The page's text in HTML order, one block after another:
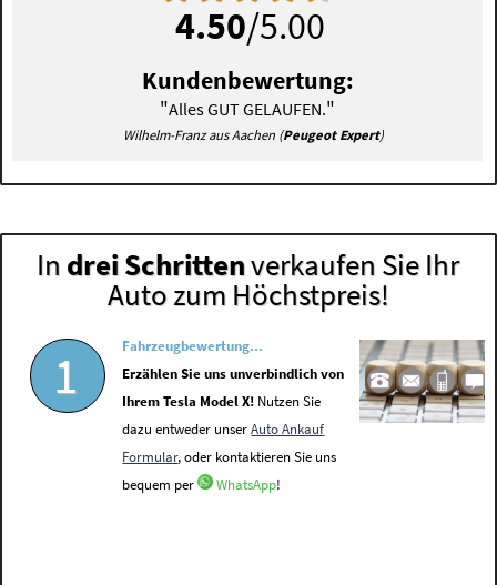
4.50/5.00
Kundenbewertung:
"Alles GUT GELAUFEN."
Wilhelm-Franz aus Aachen (Peugeot Expert)
In drei Schrittenverkaufen Sie Ihr
Auto zum Höchstpreis!
1
Fahrzeugbewertung...
Erzählen Sie uns unverbindlich von
Ihrem Tesla Model X! Nutzen Sie
dazu entweder unserAuto Ankauf
Formular, oder kontaktieren Sie uns
bequem per
WhatsApp!